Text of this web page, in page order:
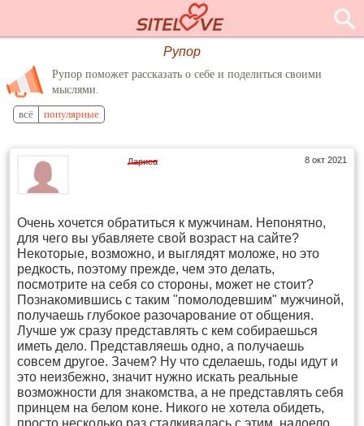
Рупор
Рупор поможет рассказать о себе и поделиться своими
мыслями.
всё популярные
8 окт 2021
Лариса
Очень хочется обратиться к мужчинам. Непонятно,
для чего вы убавляете свой возраст на сайте?
Некоторые, возможно, и выглядят моложе, но это
редкость, поэтому прежде, чем это делать,
посмотрите на себя со стороны, может не стоит?
Познакомившись с таким "помолодевшим" мужчиной,
получаешь глубокое разочарование от общения.
Лучше уж сразу представлять с кем собираешься
иметь дело. Представляешь одно, а получаешь
совсем другое. Зачем? Ну что сделаешь, годы идут и
это неизбежно, значит нужно искать реальные
возможности для знакомства, а не представлять себя
принцем на белом коне. Никого не хотела обидеть,
просто несколько раз сталкивалась с этим, надоело